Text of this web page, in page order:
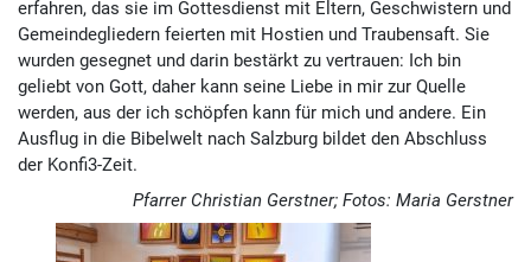
erfahren, das sie im Gottesdienst mit Eltern, Geschwistern und
Gemeindegliedern feierten mit Hostien und Traubensaft. Sie
wurden gesegnet und darin bestärkt zu vertrauen: Ich bin
geliebt von Gott, daher kann seine Liebe in mir zur Quelle
werden, aus der ich schöpfen kann für mich und andere. Ein
Ausflug in die Bibelwelt nach Salzburg bildet den Abschluss
der Konfi3-Zeit.
Pfarrer Christian Gerstner; Fotos: Maria Gerstner